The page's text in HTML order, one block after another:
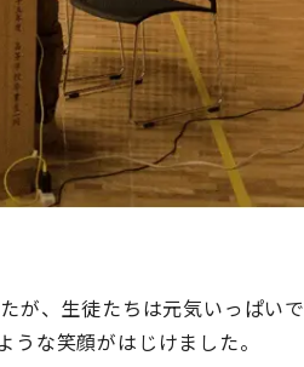
が、生徒たちは元気いっぱいで
な笑顔がはじけました。